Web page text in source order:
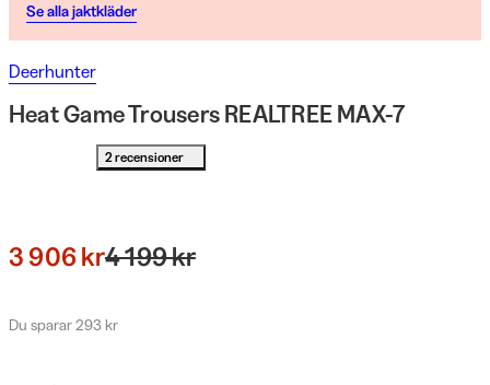
Se alla jaktkläder
Deerhunter
Heat Game Trousers REALTREE MAX-7
2 recensioner
3 906 kr4 199 kr
Du sparar 293 kr